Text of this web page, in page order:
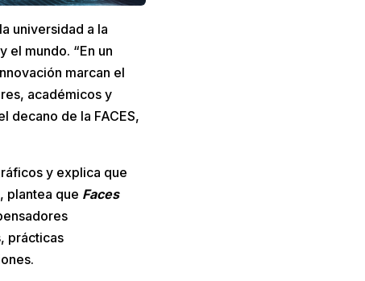
universidad a la
mundo. “En un
marcan el
académicos y
decano de la FACES,
y explica que
plantea que Faces
prácticas